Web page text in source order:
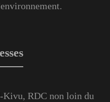
RDC non loin du